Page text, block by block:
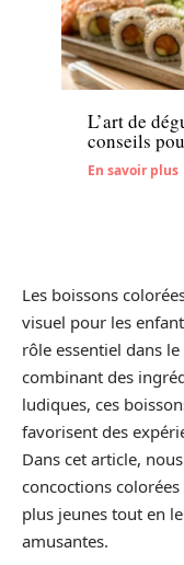
Actu
L’art de
conseils
En savoir plus
Les boissons
visuel pour les
rôle essentiel dans
combinant des
ludiques, ces
favorisent des
Dans cet article,
concoctions
plus jeunes tout en
amusantes.